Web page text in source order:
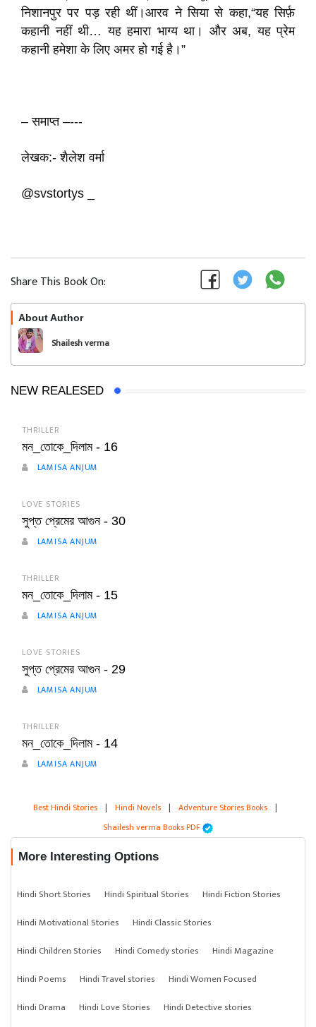
निशानपुर पर पड़ रही थीं।आरव ने सिया से कहा,“यह सिर्फ़
कहानी नहीं थी… यह हमारा भाग्य था। और अब, यह प्रेम
कहानी हमेशा के लिए अमर हो गई है।”
– समाप्त –---
लेखक:- शैलेश वर्मा
@svstortys _
Share This Book On:
About Author
Shailesh verma
NEW REALESED
THRILLER
মন_তোকে_দিলাম - 16
LAMISA ANJUM
LOVE STORIES
সুপ্ত প্রেমের আগুন - 30
LAMISA ANJUM
THRILLER
মন_তোকে_দিলাম - 15
LAMISA ANJUM
LOVE STORIES
সুপ্ত প্রেমের আগুন - 29
LAMISA ANJUM
THRILLER
মন_তোকে_দিলাম - 14
LAMISA ANJUM
Best Hindi Stories | Hindi Novels | Adventure Stories Books |
Shailesh verma Books PDF
More Interesting Options
Hindi Short Stories Hindi Spiritual Stories
Hindi Fiction Stories
Hindi Motivational Stories
Hindi Classic Stories
Hindi Children Stories
Hindi Comedy stories
Hindi Magazine
Hindi Poems
Hindi Travel stories
Hindi Women Focused
Hindi Drama
Hindi Love Stories
Hindi Detective stories